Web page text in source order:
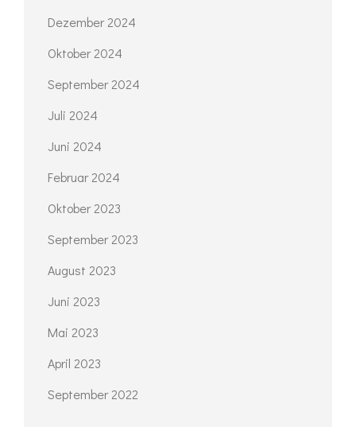
Dezember 2024
Oktober 2024
September 2024
Juli 2024
Juni 2024
Februar 2024
Oktober 2023
September 2023
August 2023
Juni 2023
Mai 2023
April 2023
September 2022